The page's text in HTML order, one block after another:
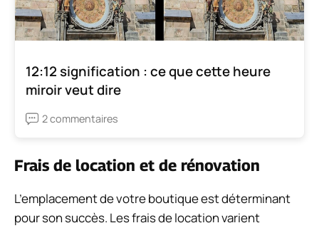
12:12 signification : ce que cette heure
miroir veut dire
2 commentaires
Frais de location et de rénovation
L’emplacement de votre boutique est déterminant
pour son succès. Les frais de location varient